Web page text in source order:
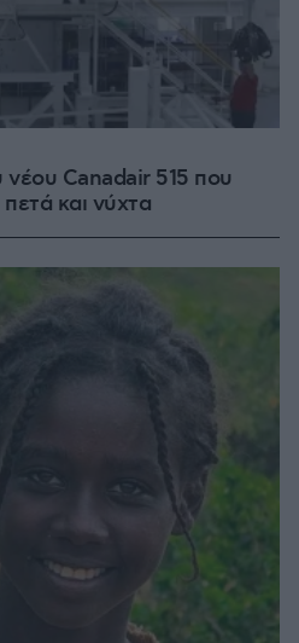
νέου Canadair 515 που
και νύχτα